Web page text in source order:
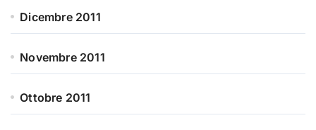
Dicembre 2011
Novembre 2011
Ottobre 2011